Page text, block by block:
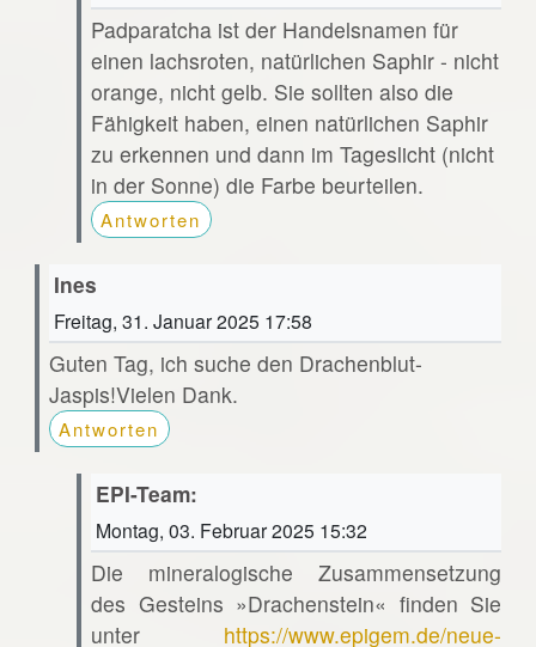
Padparatcha ist der Handelsnamen für
einen lachsroten, natürlichen Saphir - nicht
orange, nicht gelb. Sie sollten also die
Fähigkeit haben, einen natürlichen Saphir
zu erkennen und dann im Tageslicht (nicht
in der Sonne) die Farbe beurteilen.
Antworten
Ines
Freitag, 31. Januar 2025 17:58
Guten Tag, ich suche den Drachenblut-
Jaspis!Vielen Dank.
Antworten
EPI-Team:
Montag, 03. Februar 2025 15:32
Die mineralogische Zusammensetzung
des Gesteins »Drachenstein« finden Sie
unter https://www.epigem.de/neue-